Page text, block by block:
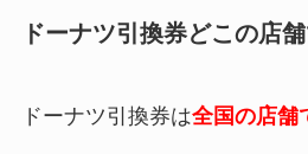
ドーナツ引換券どこの店
ドーナツ引換券は全国の店舗